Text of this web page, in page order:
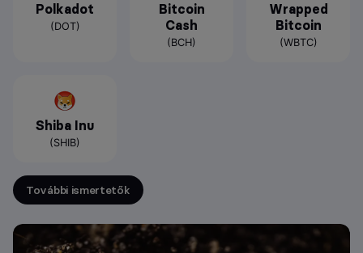
Polkadot
(DOT)
Bitcoin
Cash
(BCH)
Wrapped
Bitcoin
(WBTC)
Shiba Inu
(SHIB)
További ismertetők